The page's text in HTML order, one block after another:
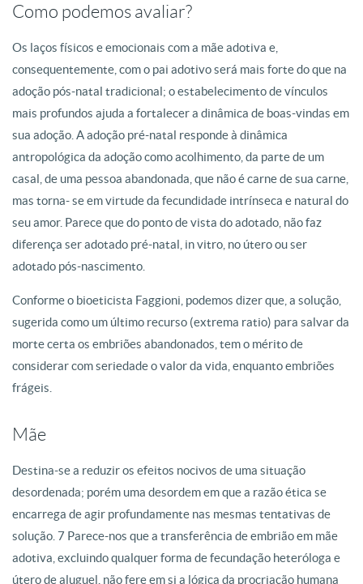
Como podemos avaliar?
Os laços físicos e emocionais com a mãe adotiva e,
consequentemente, com o pai adotivo será mais forte do que na
adoção pós-natal tradicional; o estabelecimento de vínculos
mais profundos ajuda a fortalecer a dinâmica de boas-vindas em
sua adoção. A adoção pré-natal responde à dinâmica
antropológica da adoção como acolhimento, da parte de um
casal, de uma pessoa abandonada, que não é carne de sua carne,
mas torna- se em virtude da fecundidade intrínseca e natural do
seu amor. Parece que do ponto de vista do adotado, não faz
diferença ser adotado pré-natal, in vitro, no útero ou ser
adotado pós-nascimento.
Conforme o bioeticista Faggioni, podemos dizer que, a solução,
sugerida como um último recurso (extrema ratio) para salvar da
morte certa os embriões abandonados, tem o mérito de
considerar com seriedade o valor da vida, enquanto embriões
frágeis.
Mãe
Destina-se a reduzir os efeitos nocivos de uma situação
desordenada; porém uma desordem em que a razão ética se
encarrega de agir profundamente nas mesmas tentativas de
solução. 7 Parece-nos que a transferência de embrião em mãe
adotiva, excluindo qualquer forma de fecundação heteróloga e
útero de aluguel, não fere em si a lógica da procriação humana